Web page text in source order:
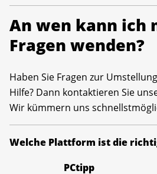
An wen kann ich
Fragen wenden?
Haben Sie Fragen zur
Hilfe? Dann kontaktieren Sie
Wir kümmern uns
Welche Plattform ist die
PCtipp